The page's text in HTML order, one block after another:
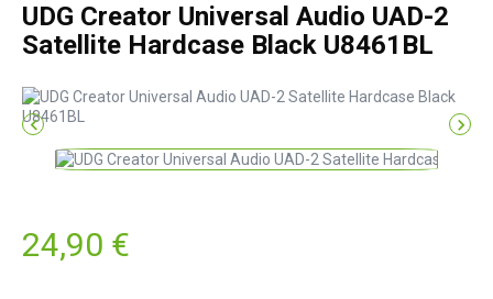
UDG Creator Universal Audio UAD-2
Satellite Hardcase Black U8461BL
 
24,90 €